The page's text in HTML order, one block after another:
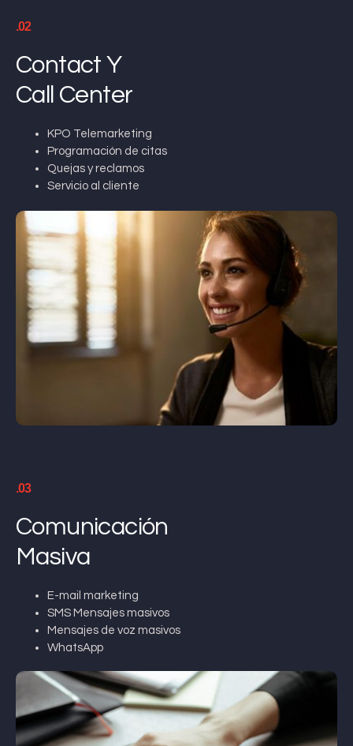
.02
Contact Y
Call Center
KPO Telemarketing
Programación de citas
Quejas y reclamos
Servicio al cliente
.03
Comunicación
Masiva
E-mail marketing
SMS Mensajes masivos
Mensajes de voz masivos
WhatsApp